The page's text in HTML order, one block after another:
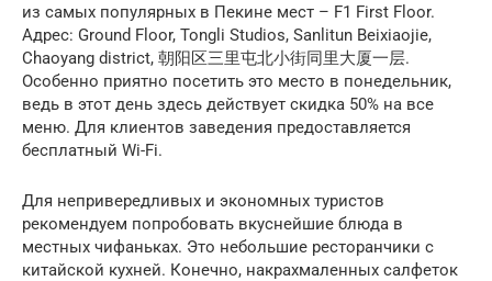
из самых популярных в Пекине мест – F1 First Floor.
Адрес: Ground Floor, Tongli Studios, Sanlitun Beixiaojie,
Chaoyang district, 朝阳区三里屯北小街同里大厦一层.
Особенно приятно посетить это место в понедельник,
ведь в этот день здесь действует скидка 50% на все
меню. Для клиентов заведения предоставляется
бесплатный Wi-Fi.
Для непривередливых и экономных туристов
рекомендуем попробовать вкуснейшие блюда в
местных чифаньках. Это небольшие ресторанчики с
китайской кухней. Конечно, накрахмаленных салфеток